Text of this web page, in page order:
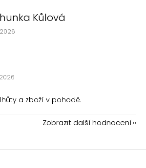
Kůlová
obchodu je 5 z 5 hvězdiček.
obchodu je 5 z 5 hvězdiček.
a zboží v pohodě.
Zobrazit další hodnocení